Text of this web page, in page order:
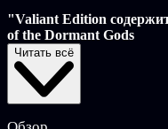
"Valiant Edition
of the Dormant Gods
Включает в себя:
Три новых бога
Пройдите с боем сквозь
Читать всё